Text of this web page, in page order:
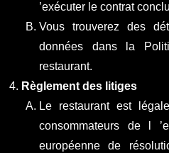
’exécuter le contrat
Vous trouverez des
données dans la
restaurant.
Règlement des litiges
Le restaurant est
consommateurs de l
européenne de